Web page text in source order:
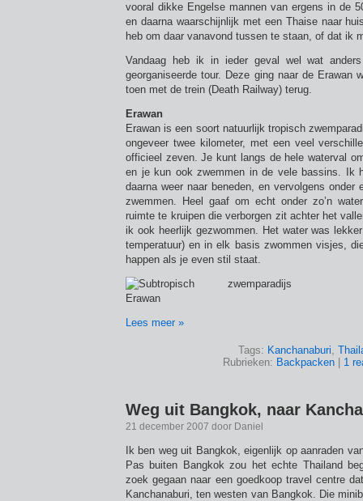
vooral dikke Engelse mannen van ergens in de
en daarna waarschijnlijk met een Thaise naar
heb om daar vanavond tussen te staan, of dat ik
Vandaag heb ik in ieder geval wel wat
georganiseerde tour. Deze ging naar de Erawan
toen met de trein (Death Railway) terug.
Erawan
Erawan is een soort natuurlijk tropisch
ongeveer twee kilometer, met een veel
officieel zeven. Je kunt langs de hele waterval
en je kun ook zwemmen in de vele bassins. Ik
daarna weer naar beneden, en vervolgens onder
zwemmen. Heel gaaf om echt onder zo’n
ruimte te kruipen die verborgen zit achter het
ik ook heerlijk gezwommen. Het water was
temperatuur) en in elk basis zwommen visjes,
happen als je even stil staat.
Lees meer »
Tags: Kanchanaburi,
Rubrieken: Backpacken 1
Weg uit Bangkok, naar
21 december 2007 door Daniel
Ik ben weg uit Bangkok, eigenlijk op aanraden
Pas buiten Bangkok zou het echte Thailand
zoek gegaan naar een goedkoop travel centre
Kanchanaburi, ten westen van Bangkok. Die